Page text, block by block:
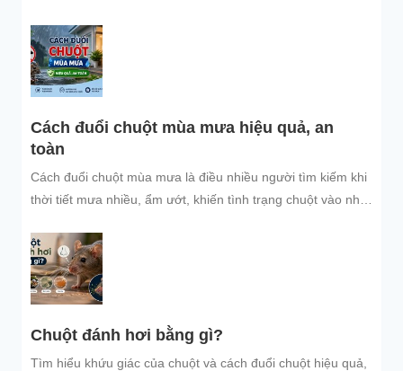
bảo vệ không gian sống sạch sẽ.
Cách đuổi chuột mùa mưa hiệu quả, an
toàn
Cách đuổi chuột mùa mưa là điều nhiều người tìm kiếm khi
thời tiết mưa nhiều, ẩm ướt, khiến tình trạng chuột vào nhà
Chuột đánh hơi bằng gì?
Tìm hiểu khứu giác của chuột và cách đuổi chuột hiệu quả,